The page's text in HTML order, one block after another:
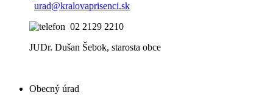
urad@kralovaprisenci.sk
02 2129 2210
JUDr. Dušan Šebok, starosta obce
Obecný úrad